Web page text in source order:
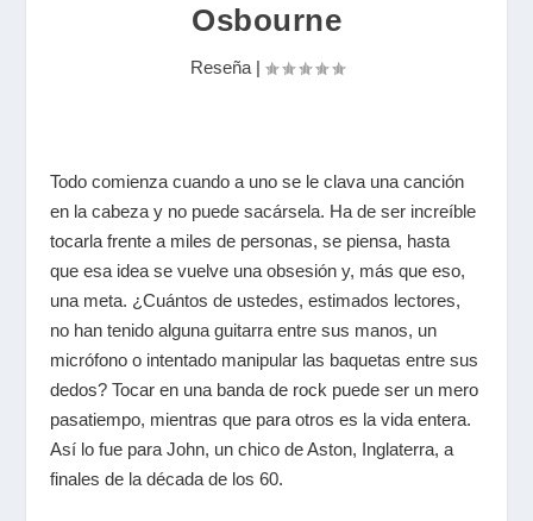
Osbourne
Reseña|
Todo comienza cuando a uno se le clava una canción
en la cabeza y no puede sacársela. Ha de ser increíble
tocarla frente a miles de personas, se piensa, hasta
que esa idea se vuelve una obsesión y, más que eso,
una meta. ¿Cuántos de ustedes, estimados lectores,
no han tenido alguna guitarra entre sus manos, un
micrófono o intentado manipular las baquetas entre sus
dedos? Tocar en una banda de rock puede ser un mero
pasatiempo, mientras que para otros es la vida entera.
Así lo fue para John, un chico de Aston, Inglaterra, a
finales de la década de los 60.